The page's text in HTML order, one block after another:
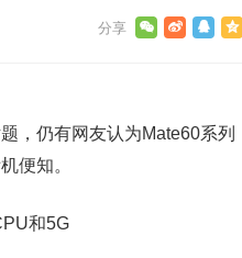
，仍有网友认为Mate60系列
便知。